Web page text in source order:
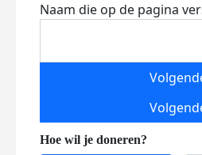
Naam die op de pagina